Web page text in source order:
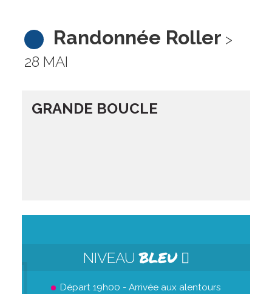
Randonnée Roller >
28 MAI
GRANDE BOUCLE
NIVEAUBLEU
Départ 19h00 - Arrivée aux alentours